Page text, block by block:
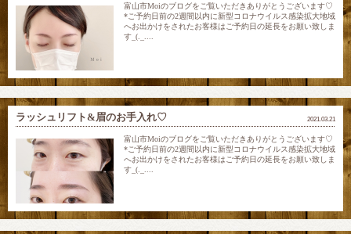
富山市Moiのブログをご覧いただきありがとうございます♡
*ご予約日前の2週間以内に新型コロナウイルス感染拡大地域
へお出かけをされたお客様はご予約日の延長をお願い致しま
す_(._....
2021.03.21
ラッシュリフト&眉のお手入れ♡
富山市Moiのブログをご覧いただきありがとうございます♡
*ご予約日前の2週間以内に新型コロナウイルス感染拡大地域
へお出かけをされたお客様はご予約日の延長をお願い致しま
す_(._....